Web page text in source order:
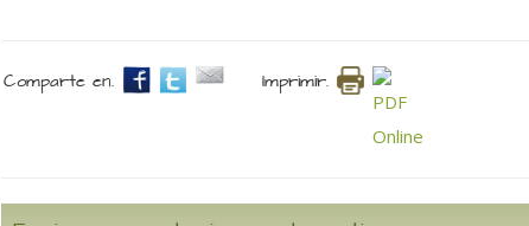
Comparte en. Imprimir.